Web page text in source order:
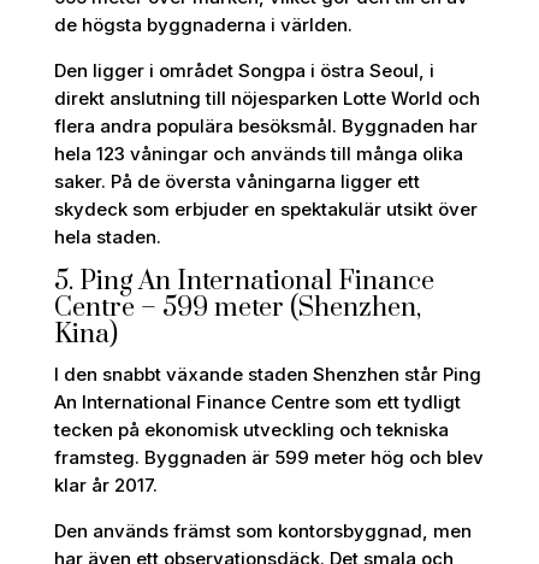
de högsta byggnaderna i världen.
Den ligger i området Songpa i östra Seoul, i
direkt anslutning till nöjesparken Lotte World och
flera andra populära besöksmål. Byggnaden har
hela 123 våningar och används till många olika
saker. På de översta våningarna ligger ett
skydeck som erbjuder en spektakulär utsikt över
hela staden.
5. Ping An International Finance
Centre – 599 meter (Shenzhen,
Kina)
I den snabbt växande staden Shenzhen står Ping
An International Finance Centre som ett tydligt
tecken på ekonomisk utveckling och tekniska
framsteg. Byggnaden är 599 meter hög och blev
klar år 2017.
Den används främst som kontorsbyggnad, men
har även ett observationsdäck. Det smala och